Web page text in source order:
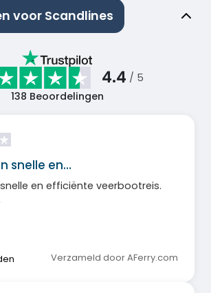
voor Scandlines
4.4 / 5
138 Beoordelingen
snelle en…
en efficiënte veerbootreis.
Verzameld door AFerry.com